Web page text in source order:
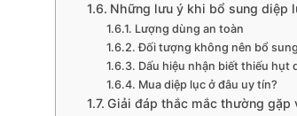
Những lưu ý khi bổ sung diệp
Lượng dùng an toàn
Đối tượng không nên bổ
Dấu hiệu nhận biết thiếu hụt
Mua diệp lục ở đâu uy tín?
Giải đáp thắc mắc thường gặp